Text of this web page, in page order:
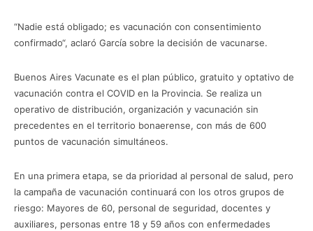
“Nadie está obligado; es vacunación con consentimiento
confirmado“, aclaró García sobre la decisión de vacunarse.
Buenos Aires Vacunate es el plan público, gratuito y optativo de
vacunación contra el COVID en la Provincia. Se realiza un
operativo de distribución, organización y vacunación sin
precedentes en el territorio bonaerense, con más de 600
puntos de vacunación simultáneos.
En una primera etapa, se da prioridad al personal de salud, pero
la campaña de vacunación continuará con los otros grupos de
riesgo: Mayores de 60, personal de seguridad, docentes y
auxiliares, personas entre 18 y 59 años con enfermedades